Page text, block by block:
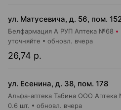
ул. Матусевича, д. 56, пом.
Белфармация А РУП Аптека №68
26,74 р.
уточняйте обновл. вчера
ул. Есенина, д. 38, пом. 178
Альфа-аптека Табина ООО Аптека
0.6 шт. обновл. вчера